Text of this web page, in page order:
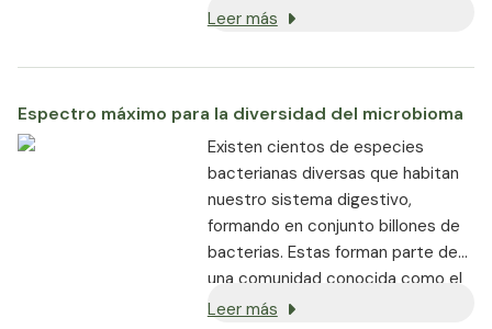
Potencia ultra alta garantizada
dosis diaria hasta el final de la
para apoyar la digestión y
mantener una membrana
mucosa intestinal saludable
Las cápsulas
gastroresistentes aseguran la
máxima supervivencia y
eficacia
Leer más
Espectro máximo para la diversidad del microbioma
Existen cientos de especies
bacterianas diversas que habitan
nuestro sistema digestivo,
formando en conjunto billones de
bacterias. Estas forman parte de
una comunidad conocida como el
"microbioma intestinal", donde
Leer más